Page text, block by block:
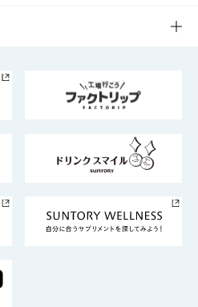
阪テナビリティ経営